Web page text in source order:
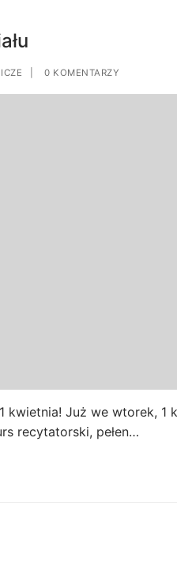
0 KOMENTARZY
kwietnia! Już we wtorek,
recytatorski, pełen…